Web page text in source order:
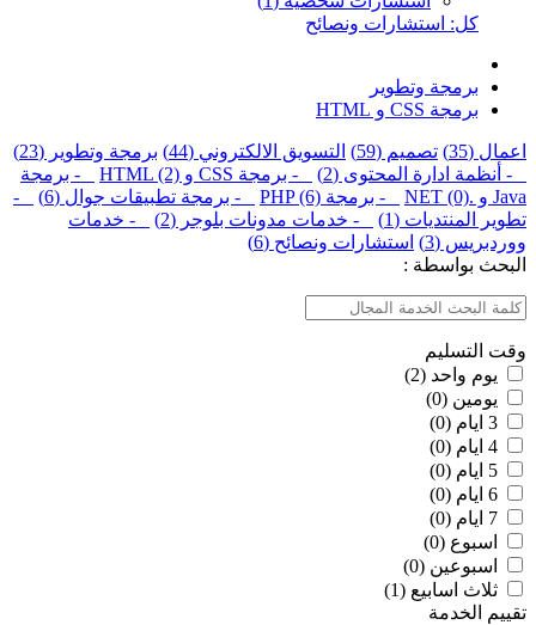
كل: استشارات ونصائح
برمجة وتطوير
برمجة CSS و HTML
اعمال (35) تصميم (59) التسويق الالكتروني (44)
برمجة وتطوير (23)
- أنظمة ادارة المحتوى (2)
- برمجة CSS و HTML (2)
- برمجة
Java و .NET (0)
- برمجة PHP (6) - برمجة تطبيقات جوال (6)
-
تطوير المنتديات (1)
- خدمات مدونات بلوجر (2)
- خدمات
ووردبريس (3)
استشارات ونصائح (6)
البحث بواسطة :
وقت التسليم
يوم واحد (2)
يومين (0)
اسبوع (0)
اسبوعين (0)
ثلاث اسابيع (1)
تقييم الخدمة